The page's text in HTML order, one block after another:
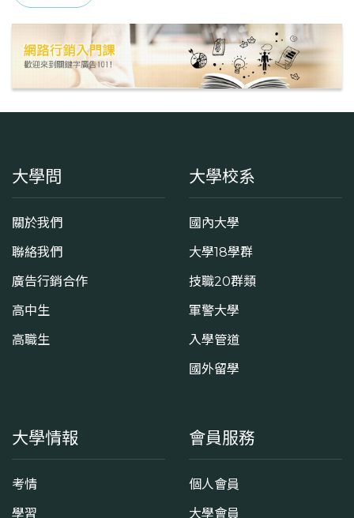
學系電話
(04)23323456 #1066
學系地址
臺中市霧峰區柳豐路500號
大學問
關於我們
聯絡我們
廣告行銷合作
高中生
高職生
大學校系
國內大學
大學18學群
技職20群類
軍警大學
入學管道
國外留學
大學情報
考情
學習
會員服務
個人會員
大學會員